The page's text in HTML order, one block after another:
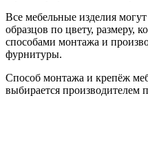
Все мебельные изделия
образцов по цвету, размеру,
способами монтажа и
фурнитуры.
Способ монтажа и крепёж
выбирается производителем